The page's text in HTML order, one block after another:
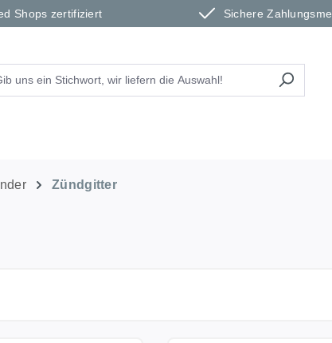
Shops zertifiziert Sichere
Zündgitter